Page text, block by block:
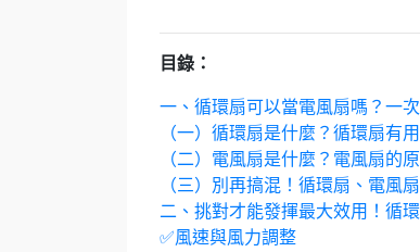
目錄：
一、循環扇可以當電風扇嗎？一
（一）循環扇是什麼？循環扇有
（二）電風扇是什麼？電風扇的
（三）別再搞混！循環扇、電風
二、挑對才能發揮最大效用！循
✅風速與風力調整